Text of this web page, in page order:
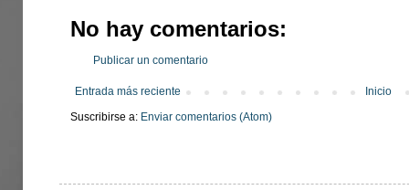
No hay comentarios:
Publicar un comentario
Entrada más reciente
Inicio
Suscribirse a: Enviar comentarios (Atom)